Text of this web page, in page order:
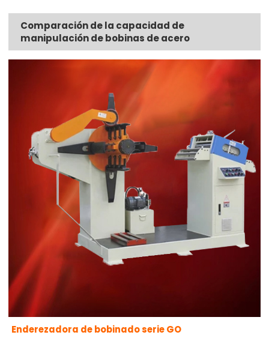
Comparación de la capacidad de
manipulación de bobinas de acero
Enderezadora de bobinado serie GO